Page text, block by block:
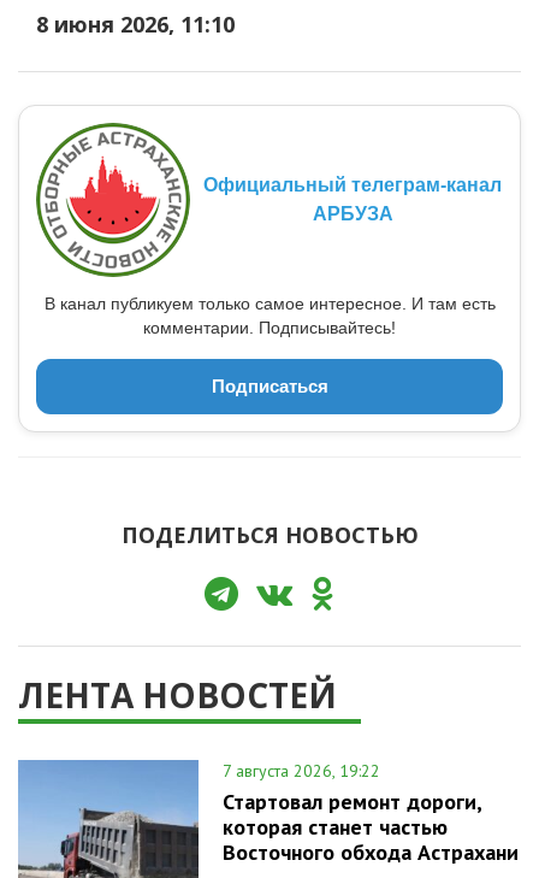
8 июня 2026, 11:10
Официальный телеграм-канал
АРБУЗА
В канал публикуем только самое интересное. И там есть
комментарии. Подписывайтесь!
Подписаться
ПОДЕЛИТЬСЯ НОВОСТЬЮ
ЛЕНТА НОВОСТЕЙ
7 августа 2026, 19:22
Стартовал ремонт дороги,
которая станет частью
Восточного обхода Астрахани